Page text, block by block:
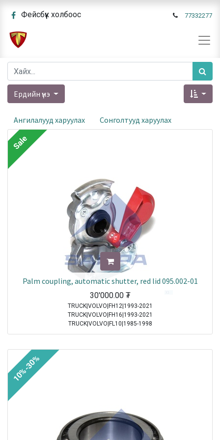
Фейсбүүк холбоос 77332277
Ердийн үнэ
Ангилалууд харуулах Сонголтууд харуулах
Palm coupling, automatic shutter, red lid 095.002-01
30'000.00₮
TRUCK|VOLVO|FH12|1993-2021
TRUCK|VOLVO|FH16|1993-2021
TRUCK|VOLVO|FL10|1985-1998
TRUCK|VOLVO|FL12|1995-1998
TRUCK|VOLVO|FL7|1991-1998
TRUCK|SCANIA|3 Series Truck|1987-1996
TRUCK|IVECO|Eurocargo I|1991-2003
TRUCK|IVECO|Eurostar|1992-2002
Sale
10%-30%